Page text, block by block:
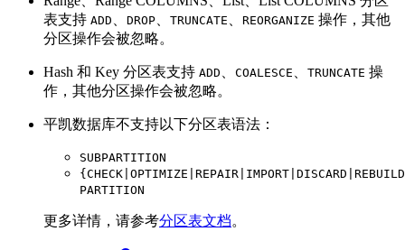
表支持 ADD DROP TRUNCATE REORGANIZE 操作，其他
分区操作会被忽略。
Hash 和 Key 分区表支持 ADD COALESCE TRUNCATE 操
作，其他分区操作会被忽略。
平凯数据库不支持以下分区表语法：
SUBPARTITION
PARTITION
更多详情，请参考分区表文档。